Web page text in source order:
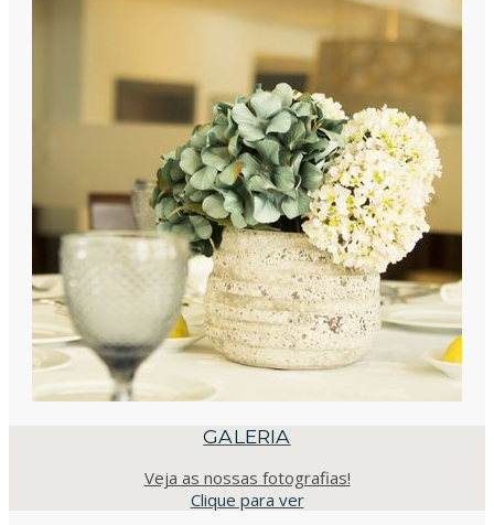
GALERIA
Veja as nossas fotografias!
Clique para ver